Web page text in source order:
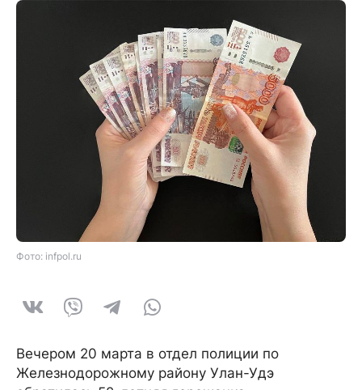
Фото: infpol.ru
Вечером 20 марта в отдел полиции по
Железнодорожному району Улан-Удэ